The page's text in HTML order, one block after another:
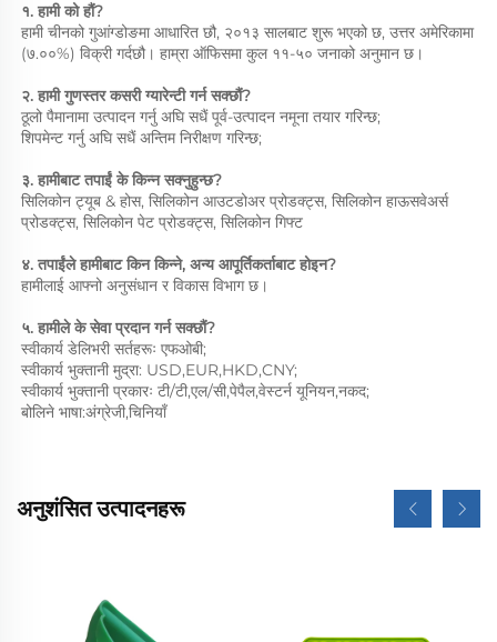
१. हामी को हौं?
हामी चीनको गुआंग्डोङमा आधारित छौ, २०१३ सालबाट शुरू भएको छ, उत्तर अमेरिकामा
(७.००%) विक्री गर्दछौ। हाम्रा ऑफिसमा कुल ११-५० जनाको अनुमान छ।
२. हामी गुणस्तर कसरी ग्यारेन्टी गर्न सक्छौं?
ठूलो पैमानामा उत्पादन गर्नु अघि सधैं पूर्व-उत्पादन नमूना तयार गरिन्छ;
शिपमेन्ट गर्नु अघि सधैं अन्तिम निरीक्षण गरिन्छ;
३. हामीबाट तपाईं के किन्न सक्नुहुन्छ?
सिलिकोन ट्यूब & होस, सिलिकोन आउटडोअर प्रोडक्ट्स, सिलिकोन हाऊसवेअर्स
प्रोडक्ट्स, सिलिकोन पेट प्रोडक्ट्स, सिलिकोन गिफ्ट
४. तपाईंले हामीबाट किन किन्ने, अन्य आपूर्तिकर्ताबाट होइन?
हामीलाई आफ्नो अनुसंधान र विकास विभाग छ।
५. हामीले के सेवा प्रदान गर्न सक्छौं?
स्वीकार्य डेलिभरी सर्तहरूः एफओबी;
स्वीकार्य भुक्तानी मुद्रा: USD,EUR,HKD,CNY;
स्वीकार्य भुक्तानी प्रकारः टी/टी,एल/सी,पेपैल,वेस्टर्न यूनियन,नकद;
बोलिने भाषा:अंग्रेजी,चिनियाँ
अनुशंसित उत्पादनहरू